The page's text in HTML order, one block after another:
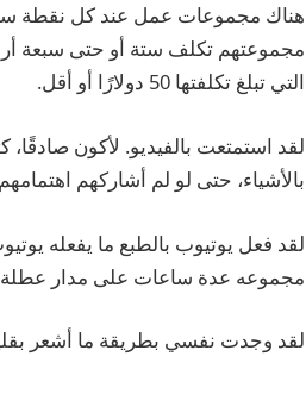
هناك مجموعات عمل عند كل نقطة
التي تبلغ تكلفتها 50 دولارًا أو أقل.
لقد استمتعت بالفيديو. لأكون
بالأشياء، حتى لو لم أشاركهم
لقد فعل يوتيوب بالطبع ما يفعله
مجموعه عدة ساعات على مدار عطلة
لقد وجدت نفسي بطريقة ما أشعر